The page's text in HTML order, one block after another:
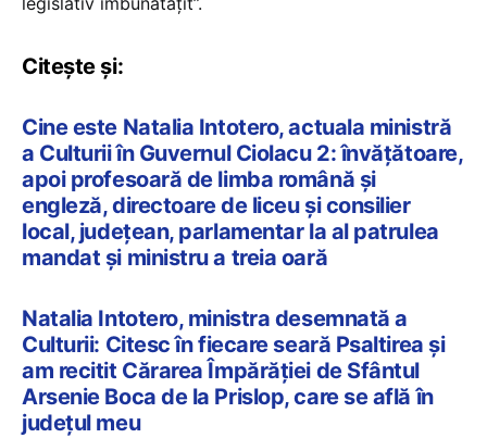
Citește și:
Cine este Natalia Intotero, actuala ministră
a Culturii în Guvernul Ciolacu 2: învățătoare,
apoi profesoară de limba română și
engleză, directoare de liceu și consilier
local, județean, parlamentar la al patrulea
mandat și ministru a treia oară
Natalia Intotero, ministra desemnată a
Culturii: Citesc în fiecare seară Psaltirea și
am recitit Cărarea Împărăției de Sfântul
Arsenie Boca de la Prislop, care se află în
județul meu